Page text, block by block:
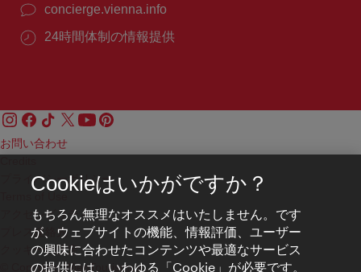
concierge.vienna.info
24時間体制の情報提供
お問い合わせ
プライバシーポリシー
アクセシビリティ
プレス連絡先
クッキーの設定
© Copyright WienTourismus
Cookieはいかがですか？
もちろん無理なオススメはいたしません。です
が、ウェブサイトの機能、情報評価、ユーザー
の興味に合わせたコンテンツや最適なサービス
の提供には、いわゆる「Cookie」が必要です。